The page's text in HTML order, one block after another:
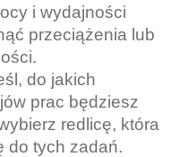
i wydajności
przeciążenia lub
do jakich
prac będziesz
redlicę, która
do tych zadań.